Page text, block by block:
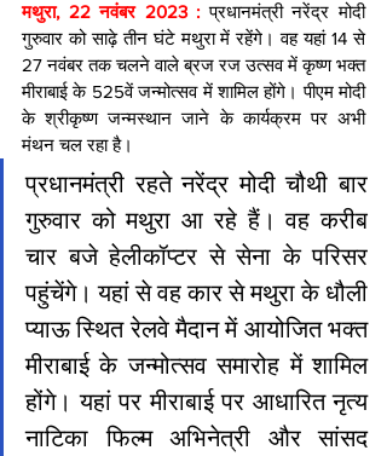
मथुरा, 22 नवंबर 2023 : प्रधानमंत्री नरेंद्र मोदी
गुरुवार को साढ़े तीन घंटे मथुरा में रहेंगे। वह यहां 14 से
27 नवंबर तक चलने वाले ब्रज रज उत्सव में कृष्ण भक्त
मीराबाई के 525वें जन्मोत्सव में शामिल होंगे। पीएम मोदी
के श्रीकृष्ण जन्मस्थान जाने के कार्यक्रम पर अभी
मंथन चल रहा है।
प्रधानमंत्री रहते नरेंद्र मोदी चौथी बार
गुरुवार को मथुरा आ रहे हैं। वह करीब
चार बजे हेलीकॉप्टर से सेना के परिसर
पहुंचेंगे। यहां से वह कार से मथुरा के धौली
प्याऊ स्थित रेलवे मैदान में आयोजित भक्त
मीराबाई के जन्मोत्सव समारोह में शामिल
होंगे। यहां पर मीराबाई पर आधारित नृत्य
नाटिका फिल्म अभिनेत्री और सांसद